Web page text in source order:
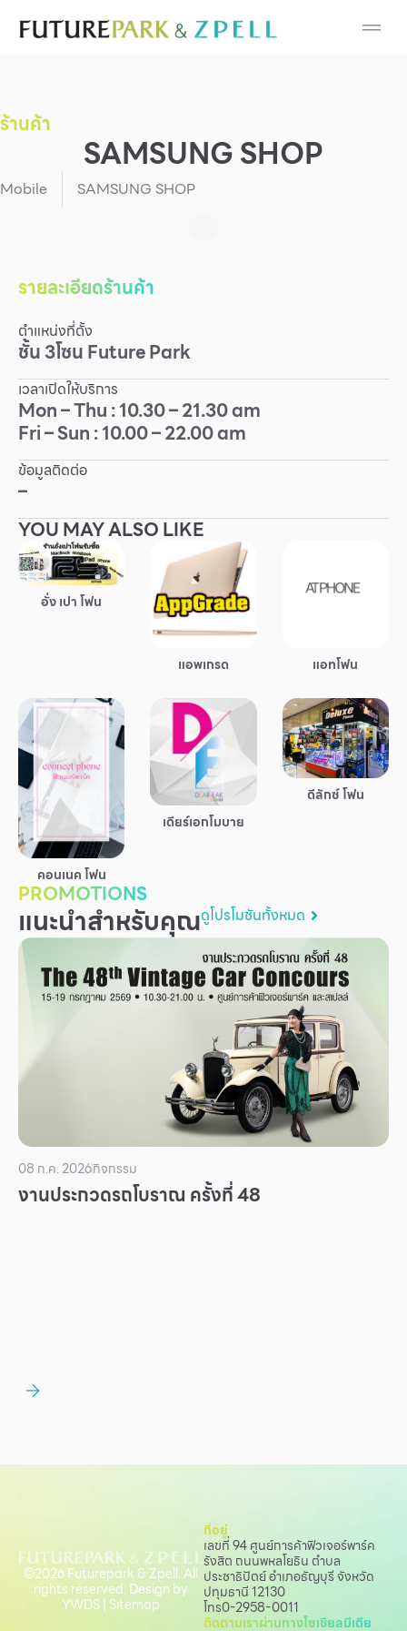
Cosmetic
Fashion
Food
Gold & Jewelry
IT
Mobile
Other
Service
Superstores
ข้อเสนอพิเศษ
สำหรับนักท่องเที่ยว
มีอะไรใหม่
แผนผังร้านค้า
บริการ
เพื่อสังคม
ฟิวเจอร์ซิตี้
IR
เกี่ยวกับเรา
ผู้เช่าพื้นที่
ตำแหน่งงาน
ร้านค้า
SAMSUNG SHOP
Mobile SAMSUNG SHOP
รายละเอียดร้านค้า
ตำแหน่งที่ตั้ง
ชั้น3โซนFuture Park
เวลาเปิดให้บริการ
Mon – Thu : 10.30 – 21.30 am
Fri – Sun : 10.00 – 22.00 am
ข้อมูลติดต่อ
–
YOU MAY ALSO LIKE
อั่ง เปา โฟน
แอพเกรด แอทโฟน
คอนเนค โฟน
เดียร์เอกโมบาย
ดีลักซ์ โฟน
PROMOTIONS
แนะนำสำหรับคุณดูโปรโมชันทั้งหมด
08 ก.ค. 2026กิจกรรม
งานประกวดรถโบราณ ครั้งที่ 48
ที่อยู่
เลขที่ 94 ศูนย์การค้าฟิวเจอร์พาร์ค
รังสิต ถนนพหลโยธิน ตำบล
ประชาธิปัตย์ อำเภอธัญบุรี จังหวัด
ปทุมธานี 12130
โทร0-2958-0011
ติดตามเราผ่านทางโซเชียลมีเดีย
©2026 Futurepark & Zpell. All
rights reserved. Design by
YWDS| Sitemap